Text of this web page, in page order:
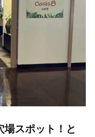
場スポット！と